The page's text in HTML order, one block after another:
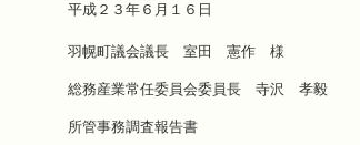
平成２３年６月１６日
羽幌町議会議長 室田 憲作 様
総務産業常任委員会委員長 寺沢 孝毅
所管事務調査報告書